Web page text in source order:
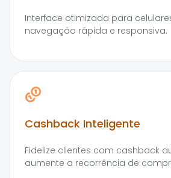
Interface otimizada para
navegação rápida e responsiva.
Cashback Inteligente
Fidelize clientes com cashback
aumente a recorrência de